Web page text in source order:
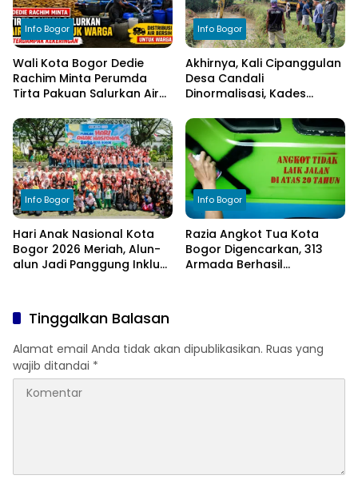
Info Bogor
Wali Kota Bogor Dedie
Rachim Minta Perumda
Tirta Pakuan Salurkan Air
Terdampak Kekeringan
Info Bogor
Akhirnya, Kali Cipanggulan
Desa Candali
Dinormalisasi, Kades
kepada Bupati Bogor
Info Bogor
Hari Anak Nasional Kota
Bogor 2026 Meriah, Alun-
alun Jadi Panggung Inklusi
Info Bogor
Razia Angkot Tua Kota
Bogor Digencarkan, 313
Armada Berhasil
Tinggalkan Balasan
Alamat email Anda tidak akan dipublikasikan. Ruas yang
wajib ditandai *